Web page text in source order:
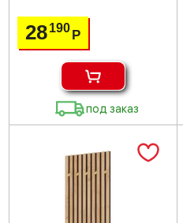
28190 Р
под заказ